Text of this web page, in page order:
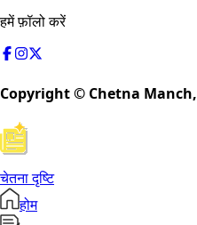
हमें फ़ॉलो करें
Copyright © Chetna Manch,
चेतना दृष्टि
होम